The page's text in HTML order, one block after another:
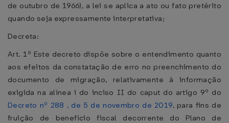
de outubro de 1966), a lei se aplica a ato ou fato pretérito
quando seja expressamente interpretativa;
Decreta:
Art. 1º Este decreto dispõe sobre o entendimento quanto
aos efeitos da constatação de erro no preenchimento do
documento de migração, relativamente à informação
exigida na alínea i do inciso II do caput do artigo 9º do
Decreto nº 288 , de 5 de novembro de 2019, para fins de
fruição de benefício fiscal decorrente do Plano de